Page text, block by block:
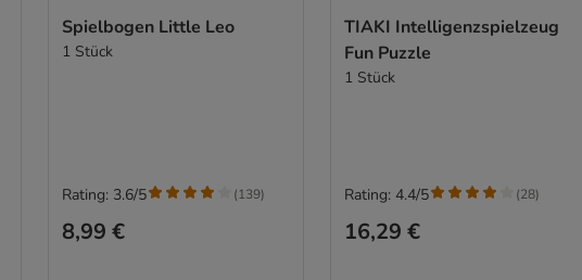
Spielbogen Little Leo
1 Stück
8,99 €
Rating: 3.6/5 (139)
TIAKI Intelligenzspielzeug
Fun Puzzle
1 Stück
16,29 €
Rating: 4.4/5 (28)